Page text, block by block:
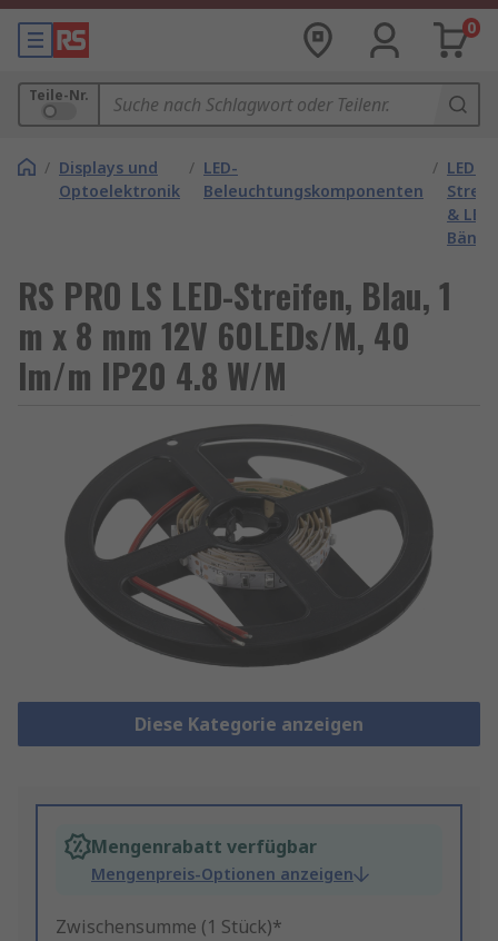
0
Teile-Nr.
/ Displays und
Optoelektronik
/ LED-
Beleuchtungskomponenten
/ LED-
& LED-
RS PRO LS LED-Streifen, Blau, 1
m x 8 mm 12V 60LEDs/M, 40
lm/m IP20 4.8 W/M
Diese Kategorie anzeigen
Mengenrabatt verfügbar
Mengenpreis-Optionen anzeigen
Zwischensumme (1 Stück)*